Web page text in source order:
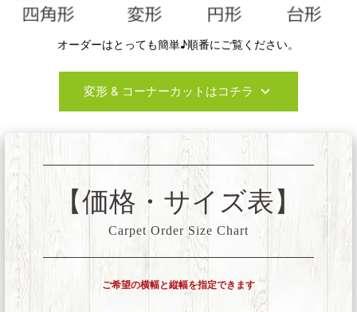
オーダーはとっても簡単♪順番にご覧ください。
変形 & コーナーカットはコチラ
【価格・サイズ表】
Carpet Order Size Chart
ご希望の横幅と縦幅を指定できます